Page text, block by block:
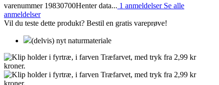
varenummer 19830700Henter data... 1 anmeldelser Se alle
anmeldelser
Vil du teste dette produkt? Bestil en gratis vareprøve!
(delvis) nyt naturmateriale